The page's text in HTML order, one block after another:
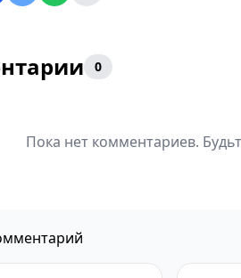
0
Пока нет комментариев.